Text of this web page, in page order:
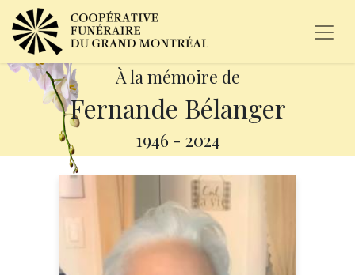
À la mémoire de
Fernande Bélanger
1946 - 2024